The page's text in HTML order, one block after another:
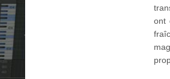
ont